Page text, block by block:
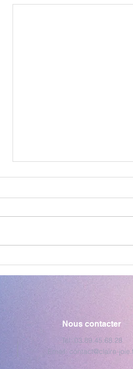
Après-midi numéro 2
Nous contacter
Tel: 03.89.45.68.28
Email: contact@claire-